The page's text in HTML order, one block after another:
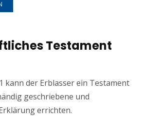
Testament
kann der Erblasser ein Testament
geschriebene und
errichten.